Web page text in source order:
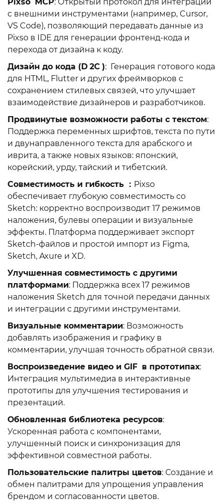
с внешними инструментами (например, Cursor,
VS Code), позволяющий передавать данные из
Pixso в IDE для генерации фронтенд-кода и
перехода от дизайна к коду.
Дизайн до кода (D 2C ): Генерация готового кода
для HTML, Flutter и других фреймворков с
сохранением стилевых связей, что улучшает
взаимодействие дизайнеров и разработчиков.
Продвинутые возможности работы с текстом:
Поддержка переменных шрифтов, текста по пути
и двунаправленного текста для арабского и
иврита, а также новых языков: японский,
корейский, урду, тайский и тибетский.
Совместимость и гибкость ： Pixso
обеспечивает глубокую совместимость со
Sketch: корректно воспроизводит 17 режимов
наложения, булевы операции и визуальные
эффекты. Платформа поддерживает экспорт
Sketch-файлов и простой импорт из Figma,
Sketch, Axure и XD.
Улучшенная совместимость с другими
платформами: Поддержка всех 17 режимов
наложения Sketch для точной передачи данных
и интеграции с другими инструментами.
Визуальные комментарии: Возможность
добавлять изображения и графику в
комментарии, улучшая точность обратной связи.
Воспроизведение видео и GIF в прототипах:
Интеграция мультимедиа в интерактивные
прототипы для улучшения тестирования и
презентаций.
Обновленная библиотека ресурсов:
Ускоренная работа с компонентами,
улучшенный поиск и синхронизация для
эффективной совместной работы.
Пользовательские палитры цветов: Создание и
обмен палитрами для упрощения управления
брендом и согласованности цветов.